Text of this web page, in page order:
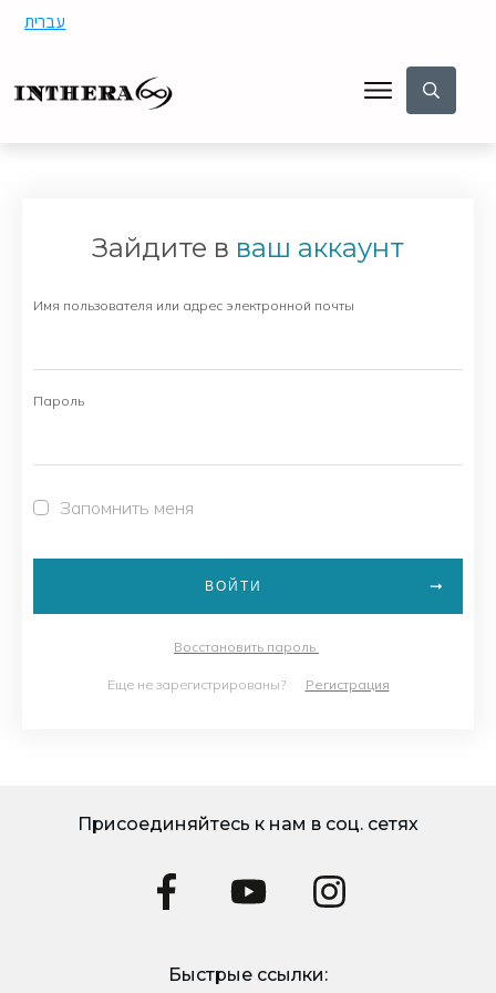
עברית
Зайдите в ваш аккаунт
Имя пользователя или адрес электронной почты
Пароль
Запомнить меня
ВОЙТИ
Восстановить пароль
Еще не зарегистрированы? Регистрация
Быстрые ссылки:
Присоединяйтесь к нам в соц. сетях